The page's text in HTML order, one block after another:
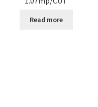
Read more